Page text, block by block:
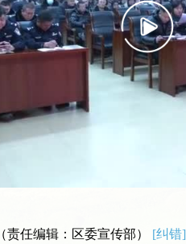
（责任编辑：区委宣传部） [纠错]